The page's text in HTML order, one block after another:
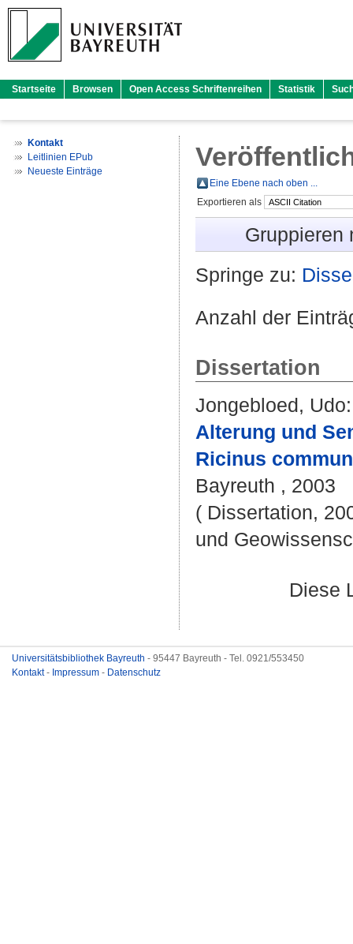
Startseite Browsen Open Access Schriftenreihen Statistik
Kontakt
Leitlinien EPub
Neueste Einträge
Eine Ebene nach oben ...
Exportieren als
Gruppieren
Springe zu:
Anzahl der
Dissertation
Jongebloed, Udo:
Alterung und
Ricinus
Bayreuth , 2003
( Dissertation,
und
Diese
Universitätsbibliothek Bayreuth - 95447 Bayreuth - Tel. 0921/553450
Kontakt- Impressum - Datenschutz